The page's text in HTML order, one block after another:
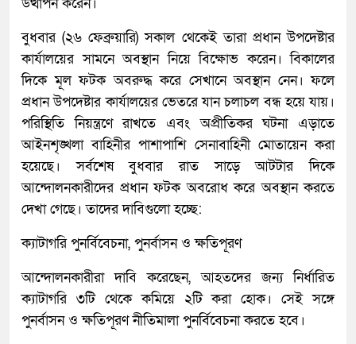
বুধবার (২৬ ফেব্রুয়ারি) সকাল থেকেই তারা প্রধান উপদেষ্টার
কার্যালয়ের সামনে অবস্থান নিয়ে বিক্ষোভ করেন। বিকালের
দিকে মূল ফটক অবরুদ্ধ করে সেখানে অবস্থান নেন। ফলে
প্রধান উপদেষ্টার কার্যালয়ের ভেতরে যান চলাচল বন্ধ হয়ে যায়।
পরিস্থিতি নিয়ন্ত্রণে রাখতে এবং অপ্রীতিকর ঘটনা এড়াতে
আইনশৃঙ্খলা বাহিনীর পাশাপাশি সেনাবাহিনী মোতায়েন করা
হয়েছে। সর্বশেষ বুধবার রাত সাড়ে আটটার দিকে
আন্দোলনকারীদের প্রধান ফটক অবরোধ করে অবস্থান করতে
দেখা গেছে। তাদের দাবিগুলো হচ্ছে:
ক্যাটাগরি পুনর্বিবেচনা, পুনর্বাসন ও ক্ষতিপূরণ
আন্দোলনকারীরা দাবি করেছেন, আহতদের জন্য নির্ধারিত
ক্যাটাগরি ৩টি থেকে কমিয়ে ২টি করা হোক। সেই সঙ্গে
পুনর্বাসন ও ক্ষতিপূরণ নীতিমালা পুনর্বিবেচনা করতে হবে।